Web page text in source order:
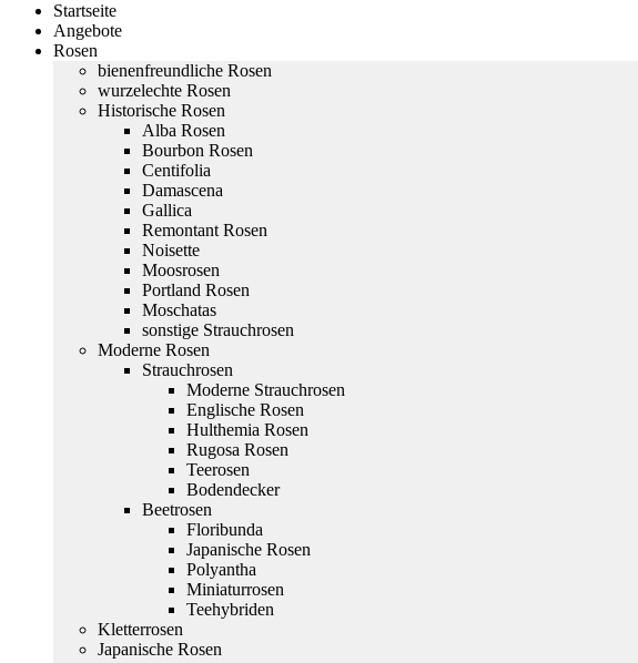
Startseite
Angebote
Rosen
bienenfreundliche Rosen
wurzelechte Rosen
Historische Rosen
Alba Rosen
Bourbon Rosen
Centifolia
Damascena
Gallica
Remontant Rosen
Noisette
Moosrosen
Portland Rosen
Moschatas
sonstige Strauchrosen
Moderne Rosen
Strauchrosen
Moderne Strauchrosen
Englische Rosen
Hulthemia Rosen
Rugosa Rosen
Teerosen
Bodendecker
Beetrosen
Floribunda
Japanische Rosen
Polyantha
Miniaturrosen
Teehybriden
Kletterrosen
Japanische Rosen